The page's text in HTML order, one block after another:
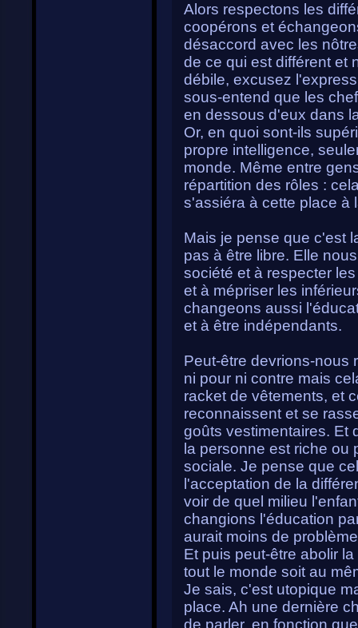
Alors respectons les
coopérons et
désaccord avec les
de ce qui est différent et
débile, excusez
sous-entend que les
en dessous d'eux dans
Or, en quoi sont-ils
propre intelligence,
monde. Même entre
répartition des rôles :
s'assiéra à cette place à
Mais je pense que c'est
pas à être libre. Elle
société et à respecter
et à mépriser les
changeons aussi
et à être indépendants.
Peut-être devrions-nous
ni pour ni contre mais
racket de vêtements, et
reconnaissent et se
goûts vestimentaires. Et
la personne est riche ou
sociale. Je pense que
l'acceptation de la
voir de quel milieu
changions l'éducation
aurait moins de
Et puis peut-être abolir
tout le monde soit au
Je sais, c'est utopique
place. Ah une dernière
de parler, en fonction